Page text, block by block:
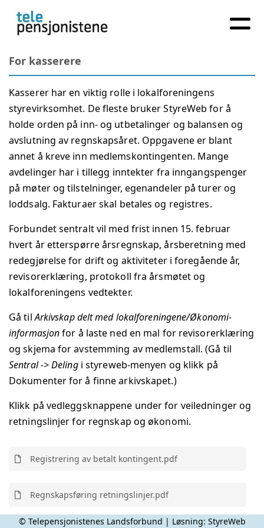
For kasserere
Kasserer har en viktig rolle i lokalforeningens
styrevirksomhet. De fleste bruker StyreWeb for å
holde orden på inn- og utbetalinger og balansen og
avslutning av regnskapsåret. Oppgavene er blant
annet å kreve inn medlemskontingenten. Mange
avdelinger har i tillegg inntekter fra inngangspenger
på møter og tilstelninger, egenandeler på turer og
loddsalg. Fakturaer skal betales og registres.
Forbundet sentralt vil med frist innen 15. februar
hvert år etterspørre årsregnskap, årsberetning med
redegjørelse for drift og aktiviteter i foregående år,
revisorerklæring, protokoll fra årsmøtet og
lokalforeningens vedtekter.
Gå tilArkivskap delt med lokalforeningene/Økonomi-
informasjonfor å laste ned en mal for revisorerklæring
og skjema for avstemming av medlemstall. (Gå til
Sentral -> Delingi styreweb-menyen og klikk på
Dokumenter for å finne arkivskapet.)
Klikk på vedleggsknappene under for veiledninger og
retningslinjer for regnskap og økonomi.
Registrering av betalt kontingent.pdf
Regnskapsføring retningslinjer.pdf
© Telepensjonistenes Landsforbund | Løsning: StyreWeb